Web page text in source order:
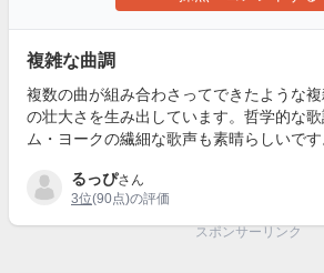
複雑な曲調
複数の曲が組み合わさってできたような
の壮大さを生み出しています。哲学的な
ム・ヨークの繊細な歌声も素晴らしいです
るっぴさん
3位(90点)の評価
スポンサーリンク